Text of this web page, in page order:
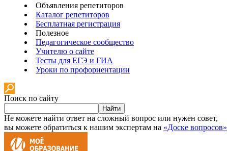
Объявления репетиторов
Каталог репетиторов
Бесплатная регистрация
Полезное
Педагогическое сообщество
Учителю о сайте
Тесты для ЕГЭ и ГИА
Уроки по профориентации
Поиск по сайту
Найти
Не можете найти ответ на сложный вопрос или нужен совет,
вы можете обратиться к нашим экспертам на «Доске вопросов»